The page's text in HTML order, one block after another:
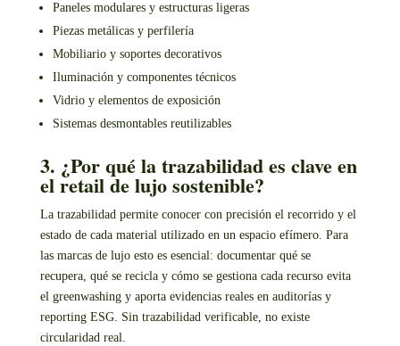
Paneles modulares y estructuras ligeras
Piezas metálicas y perfilería
Mobiliario y soportes decorativos
Iluminación y componentes técnicos
Vidrio y elementos de exposición
Sistemas desmontables reutilizables
3. ¿Por qué la trazabilidad es clave en
el retail de lujo sostenible?
La trazabilidad permite conocer con precisión el recorrido y el
estado de cada material utilizado en un espacio efímero. Para
las marcas de lujo esto es esencial: documentar qué se
recupera, qué se recicla y cómo se gestiona cada recurso evita
el greenwashing y aporta evidencias reales en auditorías y
reporting ESG. Sin trazabilidad verificable, no existe
circularidad real.